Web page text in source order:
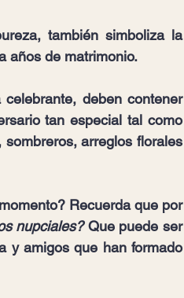
también simboliza la
años de matrimonio.
deben contener
tan especial tal como
arreglos florales
Recuerda que por
nupciales? Que puede ser
y amigos que han formado